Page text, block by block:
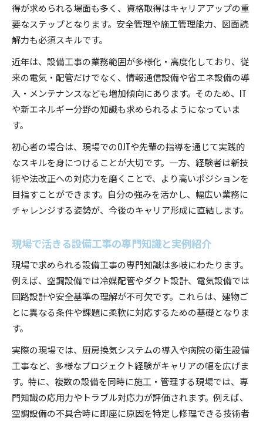
得が求められる場面も多く、資格取得はキャリアアップの重
要なステップとなります。安全管理や施工管理能力、図面読
解力も必須スキルです。
近年は、設備工事の業務範囲が多様化・高度化しており、従
来の電気・配管だけでなく、情報通信設備や省エネ設備の導
入・メンテナンスなども増加傾向にあります。そのため、IT
や新エネルギー分野の知識も求められるようになっていま
す。
初心者の場合は、現場でのOJTや先輩の指導を通じて実践的
なスキルを身につけることが大切です。一方、経験者は新技
術や法改正への対応力を磨くことで、より高いポジションを
目指すことができます。自分の強みを活かし、幅広い業務に
チャレンジする姿勢が、今後のキャリア形成に直結します。
現場で活きる設備工事の専門知識と実例紹介
現場で求められる設備工事の専門知識は多岐にわたります。
例えば、空調設備では冷媒配管やダクト設計、電気設備では
回路設計や安全基準の理解が不可欠です。これらは、建物ご
とに異なる条件や課題に柔軟に対応するための基礎となりま
す。
実際の現場では、厨房換気システムの導入や病院の衛生設備
工事など、多様なプロジェクト経験がキャリアの幅を広げま
す。特に、複数の設備を同時に施工・管理する現場では、専
門知識の応用力やトラブル対応力が評価されます。例えば、
空調設備の不具合時に即座に原因を特定し修理できる技術者